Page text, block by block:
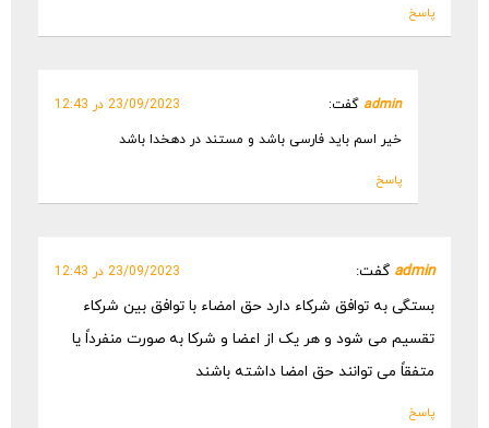
پاسخ
admin گفت: 23/09/2023 در 12:43
خیر اسم باید فارسی باشد و مستند در دهخدا باشد
پاسخ
admin گفت: 23/09/2023 در 12:43
بستگی به توافق شرکاء دارد حق امضاء با توافق بین شرکاء
تقسیم می شود و هر یک از اعضا و شرکا به صورت منفرداً یا
متفقاً می توانند حق امضا داشته باشند
پاسخ